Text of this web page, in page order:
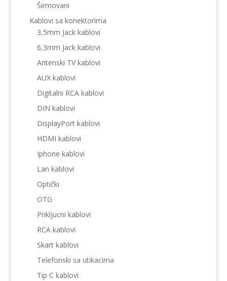
Širmovani
Kablovi sa konektorima
3,5mm Jack kablovi
6,3mm Jack kablovi
Antenski TV kablovi
AUX kablovi
Digitalni RCA kablovi
DIN kablovi
DisplayPort kablovi
HDMI kablovi
Iphone kablovi
Lan kablovi
Optički
OTG
Prikljucni kablovi
RCA kablovi
Skart kablovi
Telefonski sa utikacima
Tip C kablovi